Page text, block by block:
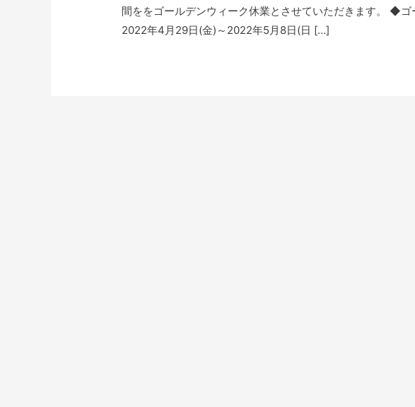
間ををゴールデンウィーク休業とさせていただきます。 ◆
2022年4月29日(金)～2022年5月8日(日 […]